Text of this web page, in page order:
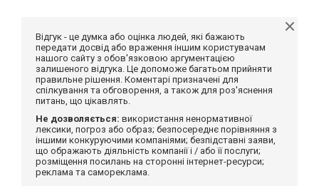
Відгук - це думка або оцінка людей, які бажають
передати досвід або враження іншим користувачам
нашого сайту з обов'язковою аргументацією
залишеного відгука. Це допоможе багатьом прийняти
правильне рішення. Коментарі призначені для
спілкування та обговорення, а також для роз'яснення
питань, що цікавлять.
Не дозволяється: використання ненормативної
лексики, погроз або образ; безпосереднє порівняння з
іншими конкуруючими компаніями; безпідставні заяви,
що ображають діяльність компанії і / або її послуги;
розміщення посилань на сторонні інтернет-ресурси;
реклама та самореклама.